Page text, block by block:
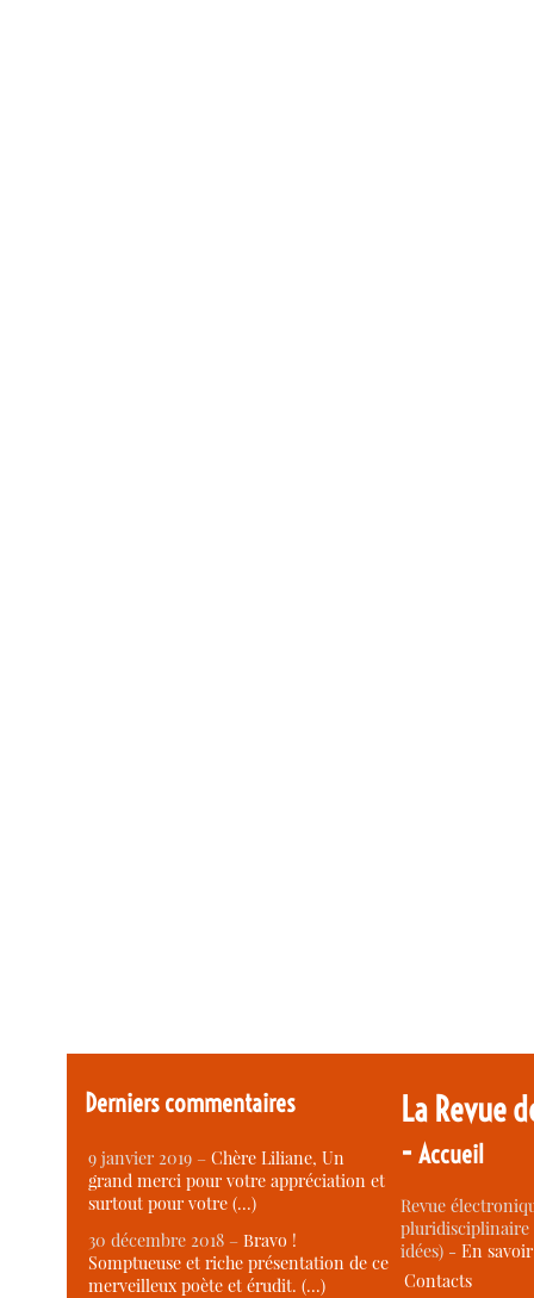
Derniers commentaires
9 janvier 2019 –Chère Liliane, Un
grand merci pour votre appréciation et
surtout pour votre (…)
30 décembre 2018 –Bravo !
Somptueuse et riche présentation de ce
merveilleux poète et érudit. (…)
La Revue
-Accueil
Revue
idées) -En
Contacts